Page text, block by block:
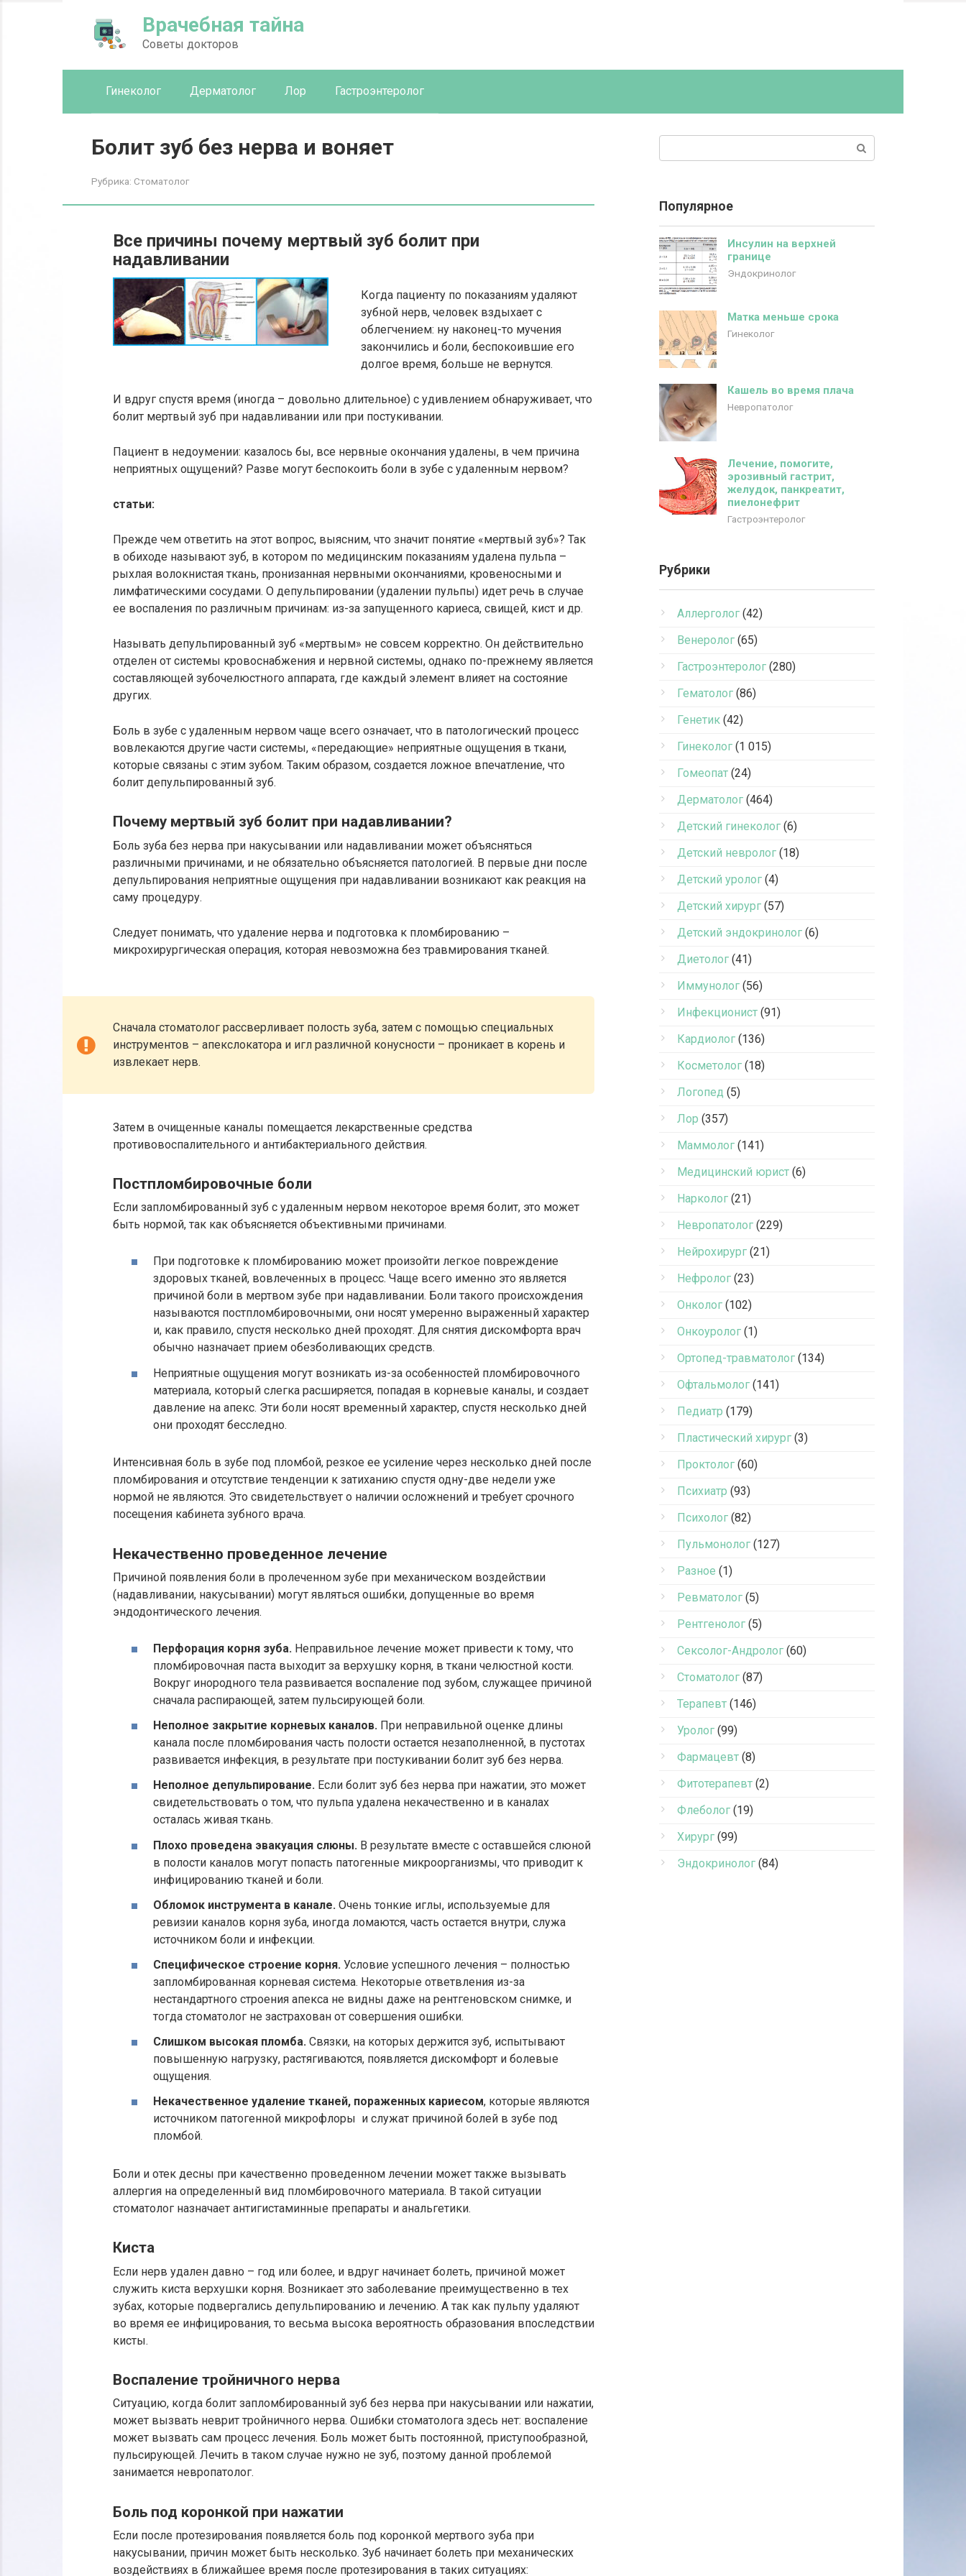
Врачебная тайна
Советы докторов
Гинеколог Дерматолог Лор Гастроэнтеролог
Болит зуб без нерва и воняет
Рубрика: Стоматолог
Все причины почему мертвый зуб болит при
надавливании
Когда пациенту по показаниям удаляют
зубной нерв, человек вздыхает с
облегчением: ну наконец-то мучения
закончились и боли, беспокоившие его
долгое время, больше не вернутся.
И вдруг спустя время (иногда – довольно длительное) с удивлением обнаруживает, что
болит мертвый зуб при надавливании или при постукивании.
Пациент в недоумении: казалось бы, все нервные окончания удалены, в чем причина
неприятных ощущений? Разве могут беспокоить боли в зубе с удаленным нервом?
статьи:
Прежде чем ответить на этот вопрос, выясним, что значит понятие «мертвый зуб»? Так
в обиходе называют зуб, в котором по медицинским показаниям удалена пульпа –
рыхлая волокнистая ткань, пронизанная нервными окончаниями, кровеносными и
лимфатическими сосудами. О депульпировании (удалении пульпы) идет речь в случае
ее воспаления по различным причинам: из-за запущенного кариеса, свищей, кист и др.
Называть депульпированный зуб «мертвым» не совсем корректно. Он действительно
отделен от системы кровоснабжения и нервной системы, однако по-прежнему является
составляющей зубочелюстного аппарата, где каждый элемент влияет на состояние
других.
Боль в зубе с удаленным нервом чаще всего означает, что в патологический процесс
вовлекаются другие части системы, «передающие» неприятные ощущения в ткани,
которые связаны с этим зубом. Таким образом, создается ложное впечатление, что
болит депульпированный зуб.
Почему мертвый зуб болит при надавливании?
Боль зуба без нерва при накусывании или надавливании может объясняться
различными причинами, и не обязательно объясняется патологией. В первые дни после
депульпирования неприятные ощущения при надавливании возникают как реакция на
саму процедуру.
Следует понимать, что удаление нерва и подготовка к пломбированию –
микрохирургическая операция, которая невозможна без травмирования тканей.
Сначала стоматолог рассверливает полость зуба, затем с помощью специальных
инструментов – апекслокатора и игл различной конусности – проникает в корень и
извлекает нерв.
Затем в очищенные каналы помещается лекарственные средства
противовоспалительного и антибактериального действия.
Постпломбировочные боли
Если запломбированный зуб с удаленным нервом некоторое время болит, это может
быть нормой, так как объясняется объективными причинами.
При подготовке к пломбированию может произойти легкое повреждение
здоровых тканей, вовлеченных в процесс. Чаще всего именно это является
причиной боли в мертвом зубе при надавливании. Боли такого происхождения
называются постпломбировочными, они носят умеренно выраженный характер
и, как правило, спустя несколько дней проходят. Для снятия дискомфорта врач
обычно назначает прием обезболивающих средств.
Неприятные ощущения могут возникать из-за особенностей пломбировочного
материала, который слегка расширяется, попадая в корневые каналы, и создает
давление на апекс. Эти боли носят временный характер, спустя несколько дней
они проходят бесследно.
Интенсивная боль в зубе под пломбой, резкое ее усиление через несколько дней после
пломбирования и отсутствие тенденции к затиханию спустя одну-две недели уже
нормой не являются. Это свидетельствует о наличии осложнений и требует срочного
посещения кабинета зубного врача.
Некачественно проведенное лечение
Причиной появления боли в пролеченном зубе при механическом воздействии
(надавливании, накусывании) могут являться ошибки, допущенные во время
эндодонтического лечения.
Перфорация корня зуба. Неправильное лечение может привести к тому, что
пломбировочная паста выходит за верхушку корня, в ткани челюстной кости.
Вокруг инородного тела развивается воспаление под зубом, служащее причиной
сначала распирающей, затем пульсирующей боли.
Неполное закрытие корневых каналов. При неправильной оценке длины
канала после пломбирования часть полости остается незаполненной, в пустотах
развивается инфекция, в результате при постукивании болит зуб без нерва.
Неполное депульпирование. Если болит зуб без нерва при нажатии, это может
свидетельствовать о том, что пульпа удалена некачественно и в каналах
осталась живая ткань.
Плохо проведена эвакуация слюны. В результате вместе с оставшейся слюной
в полости каналов могут попасть патогенные микроорганизмы, что приводит к
инфицированию тканей и боли.
Обломок инструмента в канале. Очень тонкие иглы, используемые для
ревизии каналов корня зуба, иногда ломаются, часть остается внутри, служа
источником боли и инфекции.
Специфическое строение корня. Условие успешного лечения – полностью
запломбированная корневая система. Некоторые ответвления из-за
нестандартного строения апекса не видны даже на рентгеновском снимке, и
тогда стоматолог не застрахован от совершения ошибки.
Слишком высокая пломба. Связки, на которых держится зуб, испытывают
повышенную нагрузку, растягиваются, появляется дискомфорт и болевые
ощущения.
Некачественное удаление тканей, пораженных кариесом, которые являются
источником патогенной микрофлоры и служат причиной болей в зубе под
пломбой.
Боли и отек десны при качественно проведенном лечении может также вызывать
аллергия на определенный вид пломбировочного материала. В такой ситуации
стоматолог назначает антигистаминные препараты и анальгетики.
Киста
Если нерв удален давно – год или более, и вдруг начинает болеть, причиной может
служить киста верхушки корня. Возникает это заболевание преимущественно в тех
зубах, которые подвергались депульпированию и лечению. А так как пульпу удаляют
во время ее инфицирования, то весьма высока вероятность образования впоследствии
кисты.
Воспаление тройничного нерва
Ситуацию, когда болит запломбированный зуб без нерва при накусывании или нажатии,
может вызвать неврит тройничного нерва. Ошибки стоматолога здесь нет: воспаление
может вызвать сам процесс лечения. Боль может быть постоянной, приступообразной,
пульсирующей. Лечить в таком случае нужно не зуб, поэтому данной проблемой
занимается невропатолог.
Боль под коронкой при нажатии
Если после протезирования появляется боль под коронкой мертвого зуба при
накусывании, причин может быть несколько. Зуб начинает болеть при механических
воздействиях в ближайшее время после протезирования в таких ситуациях:
Популярное
Инсулин на верхней
границе
Эндокринолог
Матка меньше срока
Гинеколог
Кашель во время плача
Невропатолог
Лечение, помогите,
эрозивный гастрит,
желудок, панкреатит,
пиелонефрит
Гастроэнтеролог
Рубрики
Аллерголог (42)
Венеролог (65)
Гастроэнтеролог (280)
Гематолог (86)
Генетик (42)
Гинеколог (1 015)
Гомеопат (24)
Дерматолог (464)
Детский гинеколог (6)
Детский невролог (18)
Детский уролог (4)
Детский хирург (57)
Детский эндокринолог (6)
Диетолог (41)
Иммунолог (56)
Инфекционист (91)
Кардиолог (136)
Косметолог (18)
Логопед (5)
Лор (357)
Маммолог (141)
Медицинский юрист (6)
Нарколог (21)
Невропатолог (229)
Нейрохирург (21)
Нефролог (23)
Онколог (102)
Онкоуролог (1)
Ортопед-травматолог (134)
Офтальмолог (141)
Педиатр (179)
Пластический хирург (3)
Проктолог (60)
Психиатр (93)
Психолог (82)
Пульмонолог (127)
Разное (1)
Ревматолог (5)
Рентгенолог (5)
Сексолог-Андролог (60)
Стоматолог (87)
Терапевт (146)
Уролог (99)
Фармацевт (8)
Фитотерапевт (2)
Флеболог (19)
Хирург (99)
Эндокринолог (84)